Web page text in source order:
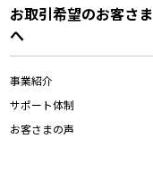
お取引希望のお客さま
へ
事業紹介
サポート体制
お客さまの声